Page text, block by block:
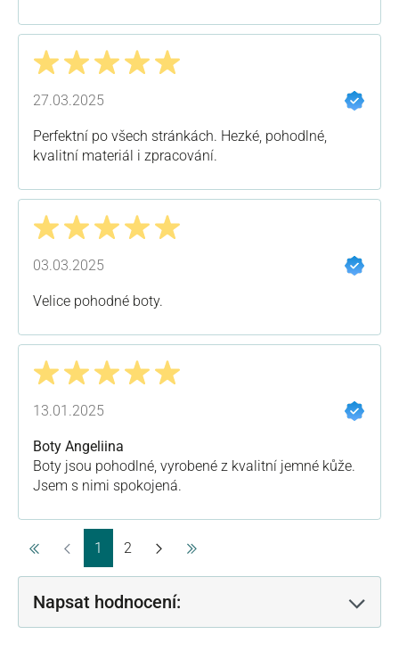
Recenze s hodnocením 5 z 5 hvězd
27.03.2025
Perfektní po všech stránkách. Hezké, pohodlné,
kvalitní materiál i zpracování.
Recenze s hodnocením 5 z 5 hvězd
03.03.2025
Velice pohodné boty.
Recenze s hodnocením 5 z 5 hvězd
13.01.2025
Boty Angeliina
Boty jsou pohodlné, vyrobené z kvalitní jemné kůže.
Jsem s nimi spokojená.
Strana
1 Strana
2
Napsat hodnocení: